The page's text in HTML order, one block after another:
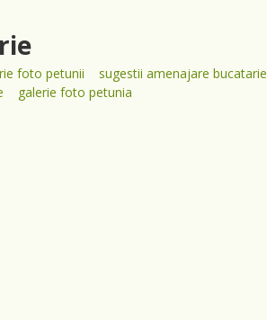
foto petunii sugestii amenajare bucatarie
galerie foto petunia